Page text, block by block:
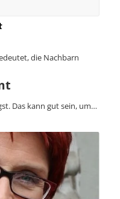
die Nachbarn
Das kann gut sein, um…